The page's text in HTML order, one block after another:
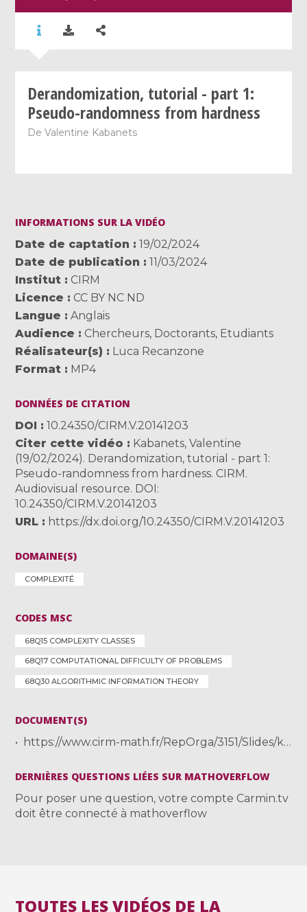
Derandomization, tutorial - part 1:
Pseudo-randomness from hardness
DeValentine Kabanets
INFORMATIONS SUR LA VIDÉO
Date de captation
19/02/2024
Date de publication
11/03/2024
Institut
CIRM
Licence
CC BY NC ND
Langue
Anglais
Audience
Chercheurs, Doctorants, Etudiants
Réalisateur(s)
Luca Recanzone
Format
MP4
DONNÉES DE CITATION
DOI
10.24350/CIRM.V.20141203
Citer cette vidéo
Kabanets, Valentine
(19/02/2024). Derandomization, tutorial - part 1:
Pseudo-randomness from hardness. CIRM.
Audiovisual resource. DOI:
10.24350/CIRM.V.20141203
URL
https://dx.doi.org/10.24350/CIRM.V.20141203
DOMAINE(S)
COMPLEXITÉ
CODES MSC
68Q15 COMPLEXITY CLASSES
68Q17 COMPUTATIONAL DIFFICULTY OF PROBLEMS
68Q30 ALGORITHMIC INFORMATION THEORY
DOCUMENT(S)
https://www.cirm-math.fr/RepOrga/3151/Slides/kabanets-slides_19-20_feb.pdf
DERNIÈRES QUESTIONS LIÉES SUR MATHOVERFLOW
Pour poser une question, votre compte Carmin.tv
doit être connecté à mathoverflow
TOUTES LES VIDÉOS DE LA